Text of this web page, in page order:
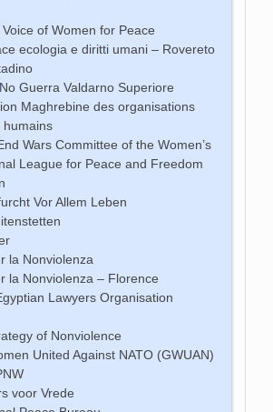
of Women for Peace
ecologia e diritti umani – Rovereto
Guerra Valdarno Superiore
Maghrebine des organisations
humains
Wars Committee of the Women’s
League for Peace and Freedom
Vor Allem Leben
la Nonviolenza
la Nonviolenza – Florence
Lawyers Organisation
of Nonviolence
United Against NATO (GWUAN)
voor Vrede